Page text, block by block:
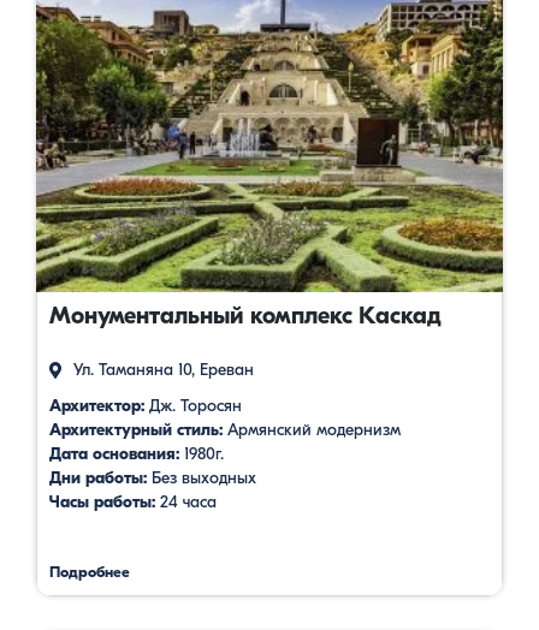
Монументальный комплекс Каскад
Ул. Таманяна 10, Ереван
Архитектор: Дж. Торосян
Архитектурный стиль: Армянский модернизм
Дата основания: 1980г.
Дни работы: Без выходных
Часы работы: 24 часа
Подробнее